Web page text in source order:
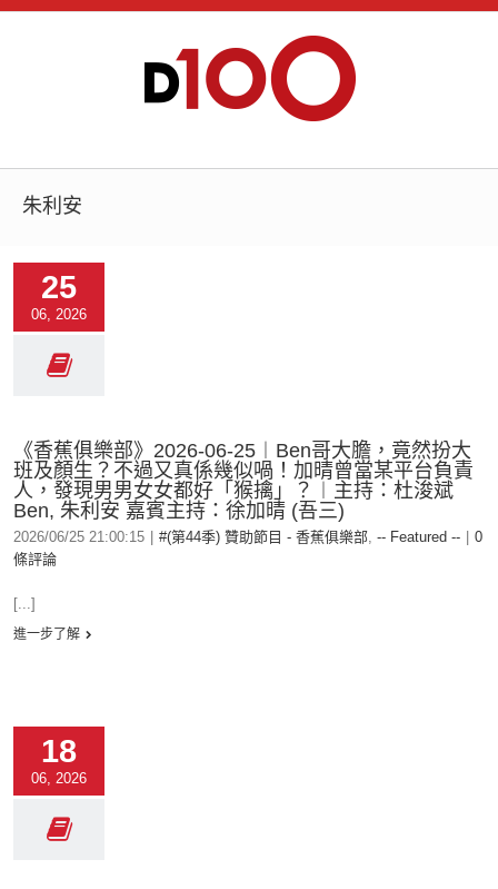
朱利安
25
06, 2026
《香蕉俱樂部》2026-06-25︱Ben哥大膽，竟然扮大
班及顏生？不過又真係幾似喎！加晴曾當某平台負責
人，發現男男女女都好「猴擒」？︱主持：杜浚斌
Ben, 朱利安 嘉賓主持：徐加晴 (吾三)
2026/06/25 21:00:15 #(第44季) 贊助節目 - 香蕉俱樂部, -- Featured --
0
條評論
[...]
進一步了解
18
06, 2026